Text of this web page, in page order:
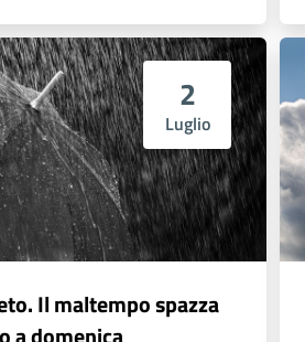
2
Luglio
Il maltempo spazza